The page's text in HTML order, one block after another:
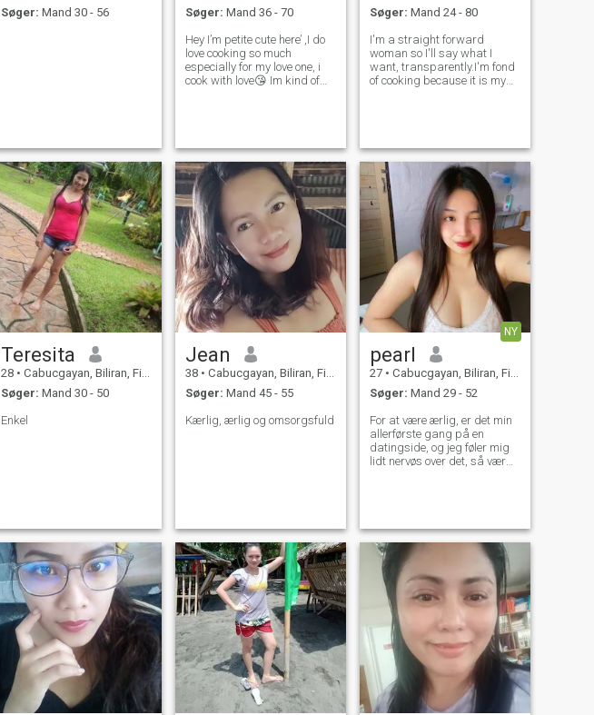
Søger: Mand 30 - 56
Søger: Mand 36 - 70
Hey I’m petite cute here’ ,I do
love cooking so much
especially for my love one, i
cook with love😘 Im kind of
Søger: Mand 24 - 80
I'm a straight forward
woman so I'll say what I
want, transparently.I'm fond
of cooking because it is my
and caring person and
bubbly.I want
Teresita
28 • Cabucgayan, Biliran, Filippinerne
Søger: Mand 30 - 50
Enkel
Jean
38 • Cabucgayan, Biliran, Filippinerne
Søger: Mand 45 - 55
Kærlig, ærlig og omsorgsfuld
NY
pearl
27 • Cabucgayan, Biliran, Filippinerne
Søger: Mand 29 - 52
For at være ærlig, er det min
allerførste gang på en
datingside, og jeg føler mig
lidt nervøs over det, så vær
jeg, venter på en heldig
strejke om at møde min
mand. Jeg arbejder som
økolog for et firma der
beskæftiger sig med
rengøring og restaurering af
vandreservoirer, så jeg føler
en dyb forbindelse til
naturen. Mit hjerte hører til
sommeren og det solrige vejr.
Min drøm er at holde ferie
ved Atlanterhavet i Portugal
og vandre langs de endeløse
strande. Jeg var faktisk